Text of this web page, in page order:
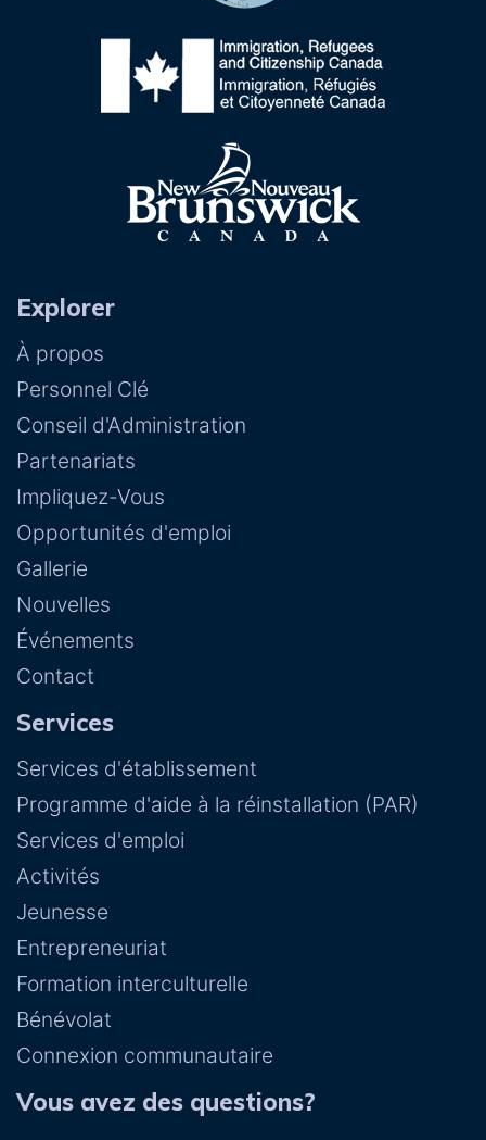
Explorer
À propos
Personnel Clé
Conseil d'Administration
Partenariats
Impliquez-Vous
Opportunités d'emploi
Gallerie
Nouvelles
Événements
Contact
Services
Services d'établissement
Programme d'aide à la réinstallation (PAR)
Services d'emploi
Activités
Jeunesse
Entrepreneuriat
Formation interculturelle
Bénévolat
Connexion communautaire
Vous avez des questions?